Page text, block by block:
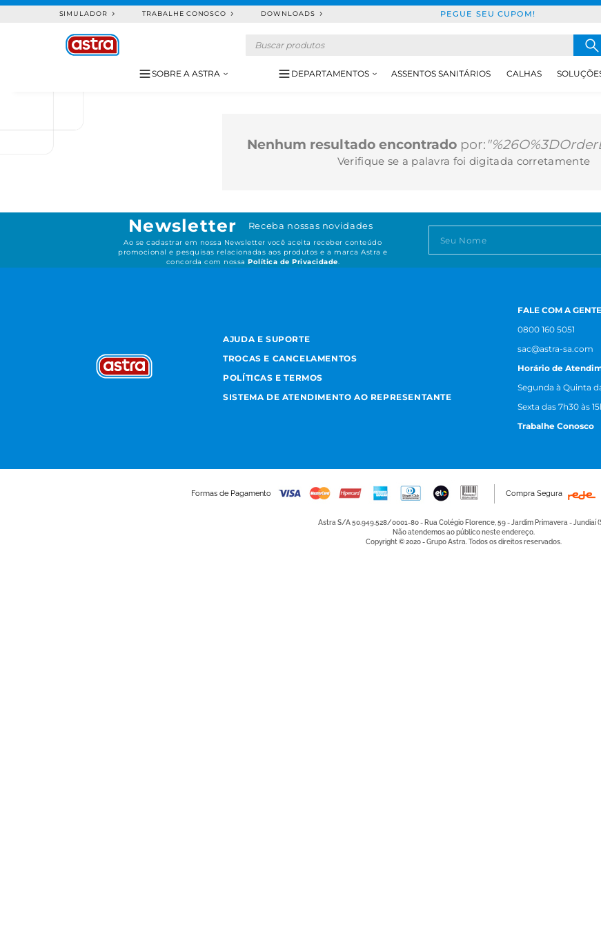
SIMULADOR TRABALHE CONOSCO DOWNLOADS PEGUE SEU CUPOM!
SOBRE A ASTRA DEPARTAMENTOS ASSENTOS SANITÁRIOS CALHAS
Nenhum resultado encontrado por:
Verifique se a palavra foi digitada corretamente
Newsletter Receba nossas novidades
Ao se cadastrar em nossa Newsletter você aceita receber conteúdo
promocional e pesquisas relacionadas aos produtos e a marca Astra e
concorda com nossaPolítica de Privacidade
AJUDA E SUPORTE
TROCAS E CANCELAMENTOS
POLÍTICAS E TERMOS
SISTEMA DE ATENDIMENTO AO REPRESENTANTE
FALE COM A GENTE
0800 160 5051
sac@astra-sa.com
Horário de
Segunda à Quinta
Sexta das 7h30 às
Trabalhe Conosco
Formas de Pagamento Compra Segura
Astra S/A 50.949.528/0001-80 - Rua Colégio Florence, 59 - Jardim Primavera - Jundiaí
Não atendemos ao público neste endereço.
Copyright © 2020 - Grupo Astra. Todos os direitos reservados.